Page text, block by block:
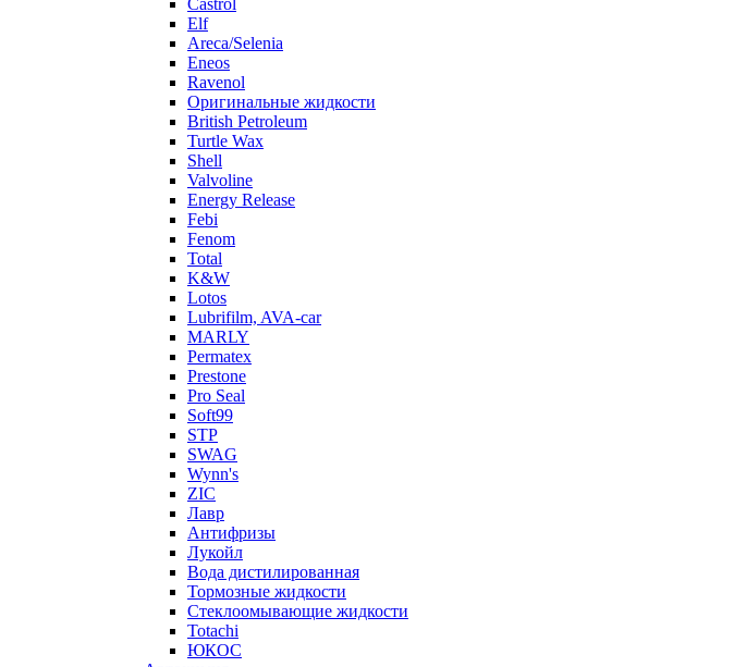
Castrol
Elf
Areca/Selenia
Eneos
Ravenol
Оригинальные жидкости
British Petroleum
Turtle Wax
Shell
Valvoline
Energy Release
Febi
Fenom
Total
K&W
Lotos
Lubrifilm, AVA-car
MARLY
Permatex
Prestone
Pro Seal
Soft99
STP
SWAG
Wynn's
ZIC
Лавр
Антифризы
Лукойл
Вода дистилированная
Тормозные жидкости
Стеклоомывающие жидкости
Totachi
ЮКОС